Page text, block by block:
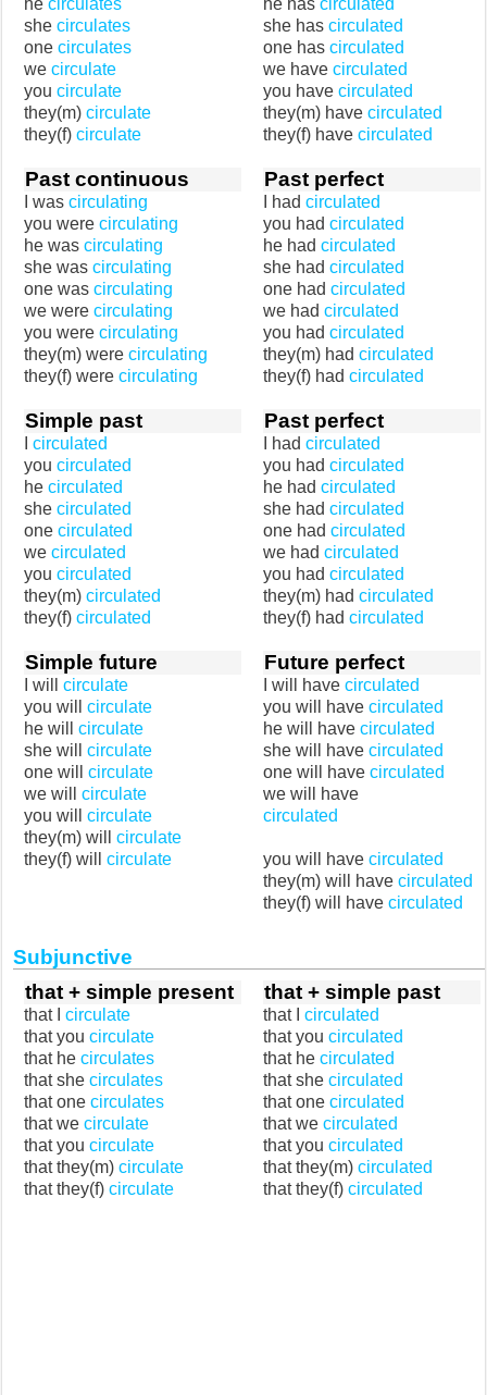
he circulates
she circulates
one circulates
we circulate
you circulate
they(m) circulate
they(f) circulate
he has circulated
she has circulated
one has circulated
we have circulated
you have circulated
they(m) have circulated
they(f) have circulated
Past continuous
I was circulating
you were circulating
he was circulating
she was circulating
one was circulating
we were circulating
you were circulating
they(m) were circulating
they(f) were circulating
Past perfect
I had circulated
you had circulated
he had circulated
she had circulated
one had circulated
we had circulated
you had circulated
they(m) had circulated
they(f) had circulated
Simple past
circulated
you circulated
he circulated
she circulated
one circulated
we circulated
you circulated
they(m) circulated
they(f) circulated
Past perfect
I had circulated
you had circulated
he had circulated
she had circulated
one had circulated
we had circulated
you had circulated
they(m) had circulated
they(f) had circulated
Simple future
I will circulate
you will circulate
he will circulate
she will circulate
one will circulate
we will circulate
you will circulate
they(m) will circulate
they(f) will circulate
Future perfect
I will have circulated
you will have circulated
he will have circulated
she will have circulated
one will have circulated
we will have
circulated
you will have circulated
they(m) will have circulated
they(f) will have circulated
Subjunctive
that + simple present
that I circulate
that you circulate
that he circulates
that she circulates
that one circulates
that we circulate
that you circulate
that they(m) circulate
that they(f) circulate
that + simple past
that I circulated
that you circulated
that he circulated
that she circulated
that one circulated
that we circulated
that you circulated
that they(m) circulated
that they(f) circulated